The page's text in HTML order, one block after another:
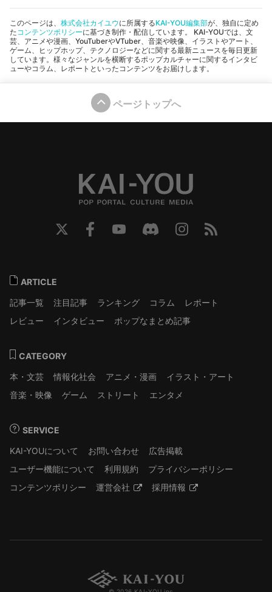
このページは、 株式会社カイユウに所属するKAI-YOU編集部が、独自に定め
たコンテンツポリシーに基づき制作・配信しています。 KAI-YOUでは、文
芸、アニメや漫画、YouTuberやVTuber、音楽や映像、イラストやアート、
ゲーム、ヒップホップ、テクノロジーなどに関する最新ニュースを毎日更新
しています。様々なジャンルを横断するポップカルチャーに関するインタビ
ューやコラム、レポートといったコンテンツをお届けします。
ページトップへ
ARTICLE
記事一覧
注目記事 ランキング コラム
レポート
レビュー
インタビュー ポップなまとめ記事
CATEGORY
本・文芸
情報化社会 アニメ・漫画
イラスト・アート
音楽・映像
ゲーム ストリート エンタメ
SERVICE
KAI-YOUについて
お問い合わせ
広告掲載
ユーザー機能について
利用規約
プライバシーポリシー
コンテンツポリシー
運営会社 採用情報